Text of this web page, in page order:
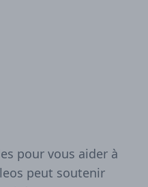
pour vous aider à
peut soutenir